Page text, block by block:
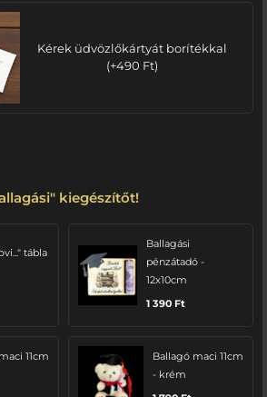
Kérek üdvözlőkártyát borítékkal
(+490 Ft)
kiegészítőt!
tábla
Ballagási
pénzátadó -
12x10cm
1 390 Ft
11cm
Ballagó maci 11cm
- krém